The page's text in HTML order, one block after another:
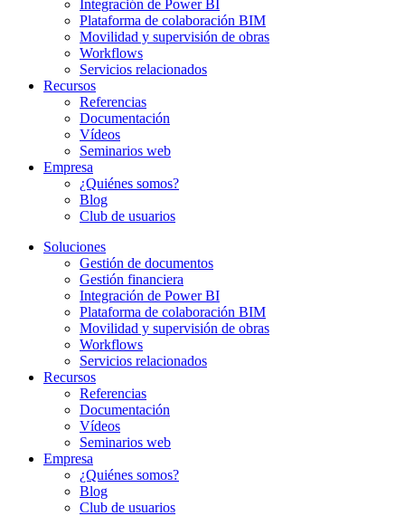
Integración de Power BI
Plataforma de colaboración BIM
Movilidad y supervisión de obras
Workflows
Servicios relacionados
Recursos
Referencias
Documentación
Vídeos
Seminarios web
Empresa
¿Quiénes somos?
Blog
Club de usuarios
Soluciones
Gestión de documentos
Gestión financiera
Integración de Power BI
Plataforma de colaboración BIM
Movilidad y supervisión de obras
Workflows
Servicios relacionados
Recursos
Referencias
Documentación
Vídeos
Seminarios web
Empresa
¿Quiénes somos?
Blog
Club de usuarios